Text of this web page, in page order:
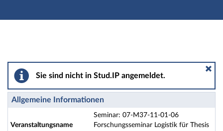
Hauptnavigation
Seminar: 07-M37-11-01-06 Forschungsseminar
Sie sind nicht in Stud.IP angemeldet.
Allgemeine Informationen
Veranstaltungsname
Seminar: 07-M37-11-01-06
Forschungsseminar Logistik für Thesis